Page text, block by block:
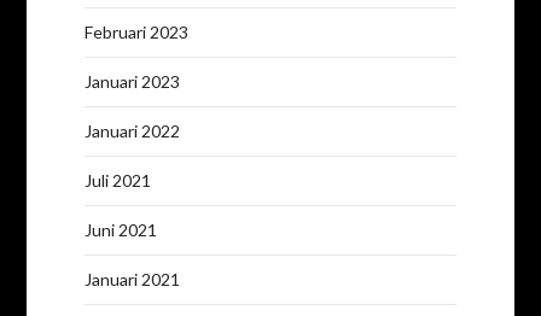
Februari 2023
Januari 2023
Januari 2022
Juli 2021
Juni 2021
Januari 2021